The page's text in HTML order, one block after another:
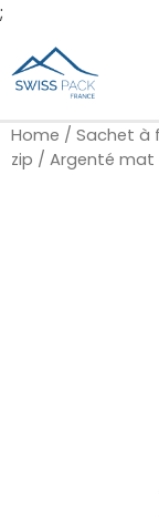
;
Home / Sachet à
zip / Argenté mat